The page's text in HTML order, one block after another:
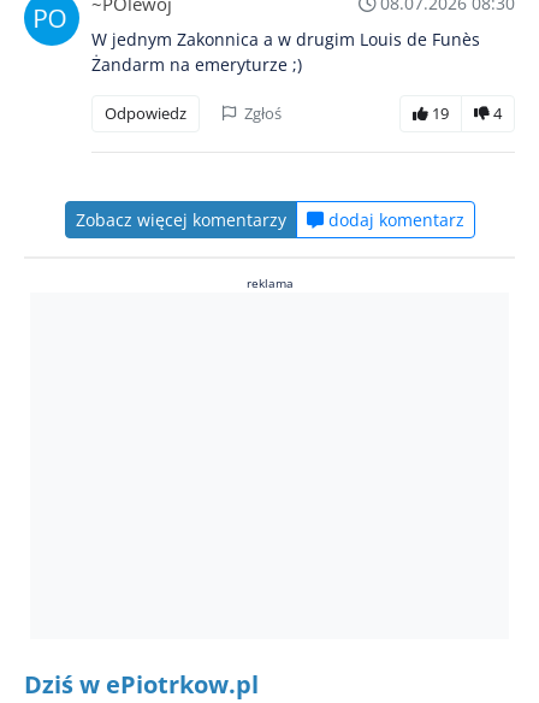
W jednym Zakonnica a w drugim Louis de Funès
Żandarm na emeryturze ;)
Odpowiedz Zgłoś 19 4
Zobacz więcej komentarzy dodaj komentarz
reklama
Dziś w ePiotrkow.pl